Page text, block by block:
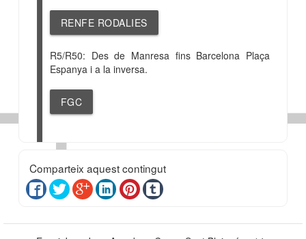
RENFE RODALIES
R5/R50: Des de Manresa fins Barcelona Plaça
Espanya i a la inversa.
FGC
Comparteix aquest contingut